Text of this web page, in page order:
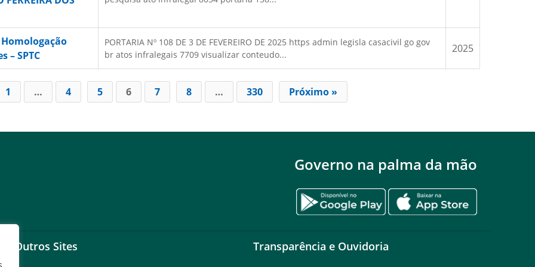
Homologação
– SPTC
PORTARIA Nº 108 DE 3 DE FEVEREIRO DE 2025 https admin legisla casacivil go gov
br atos infralegais 7709 visualizar conteudo...
2025
1 … 4 5 6 7 8 … 330 Próximo »
Governo na palma da mão
Outros Sites Transparência e Ouvidoria